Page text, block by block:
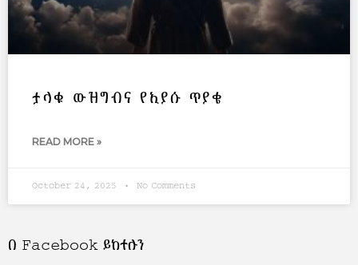
ታላቁ ውዝግብና የኢያሱ ጥያቄ
READ MORE »
October 24, 2025 No Comments
በ Facebook ይከተሉን